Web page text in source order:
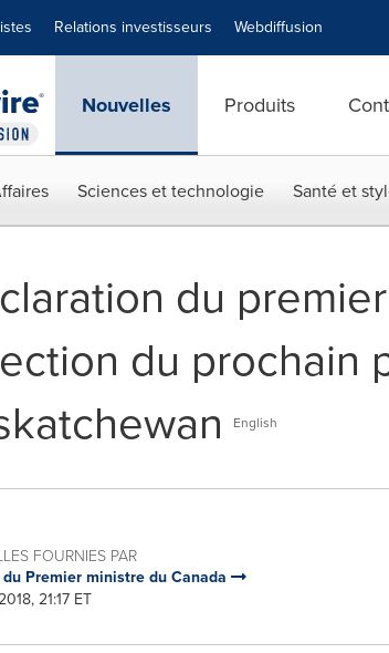
Relations investisseurs Webdiffusion
Nouvelles Produits
Sciences et technologie Santé et
du
du prochain
English
FOURNIES PAR
Premier ministre du Canada
21:17 ET